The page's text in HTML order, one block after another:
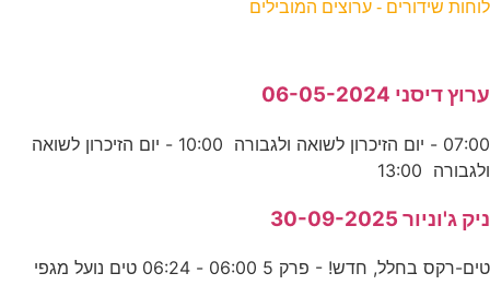
לוחות שידורים - ערוצים המובילים
ערוץ דיסני 06-05-2024
07:00 - יום הזיכרון לשואה ולגבורה 10:00 - יום הזיכרון לשואה
ולגבורה 13:00
ניק ג'וניור 30-09-2025
טים-רקס בחלל, חדש! - פרק 5 06:00 - 06:24 טים נועל מגפי